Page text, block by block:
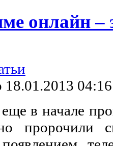
онлайн –
04:16
в начале
пророчили